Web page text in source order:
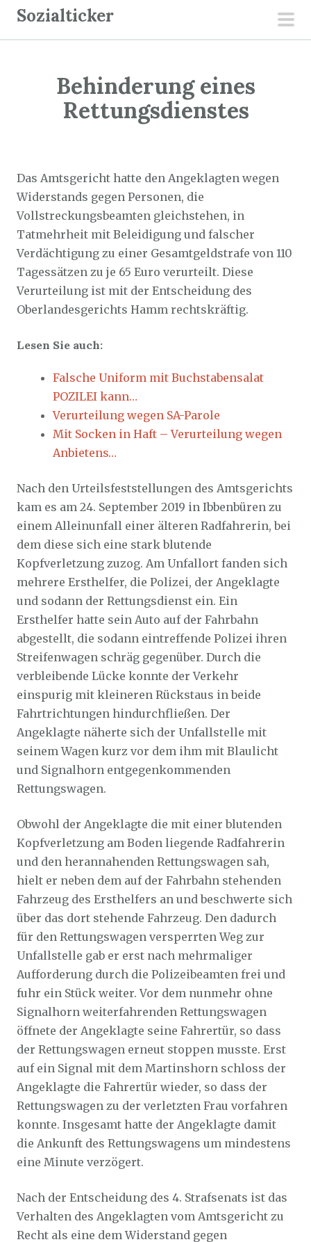
Sozialticker
Behinderung eines
Rettungsdienstes
Das Amtsgericht hatte den Angeklagten wegen
Widerstands gegen Personen, die
Vollstreckungsbeamten gleichstehen, in
Tatmehrheit mit Beleidigung und falscher
Verdächtigung zu einer Gesamtgeldstrafe von 110
Tagessätzen zu je 65 Euro verurteilt. Diese
Verurteilung ist mit der Entscheidung des
Oberlandesgerichts Hamm rechtskräftig.
Lesen Sie auch:
Falsche Uniform mit Buchstabensalat
POZILEI kann…
Verurteilung wegen SA-Parole
Mit Socken in Haft – Verurteilung wegen
Anbietens…
Nach den Urteilsfeststellungen des Amtsgerichts
kam es am 24. September 2019 in Ibbenbüren zu
einem Alleinunfall einer älteren Radfahrerin, bei
dem diese sich eine stark blutende
Kopfverletzung zuzog. Am Unfallort fanden sich
mehrere Ersthelfer, die Polizei, der Angeklagte
und sodann der Rettungsdienst ein. Ein
Ersthelfer hatte sein Auto auf der Fahrbahn
abgestellt, die sodann eintreffende Polizei ihren
Streifenwagen schräg gegenüber. Durch die
verbleibende Lücke konnte der Verkehr
einspurig mit kleineren Rückstaus in beide
Fahrtrichtungen hindurchfließen. Der
Angeklagte näherte sich der Unfallstelle mit
seinem Wagen kurz vor dem ihm mit Blaulicht
und Signalhorn entgegenkommenden
Rettungswagen.
Obwohl der Angeklagte die mit einer blutenden
Kopfverletzung am Boden liegende Radfahrerin
und den herannahenden Rettungswagen sah,
hielt er neben dem auf der Fahrbahn stehenden
Fahrzeug des Ersthelfers an und beschwerte sich
über das dort stehende Fahrzeug. Den dadurch
für den Rettungswagen versperrten Weg zur
Unfallstelle gab er erst nach mehrmaliger
Aufforderung durch die Polizeibeamten frei und
fuhr ein Stück weiter. Vor dem nunmehr ohne
Signalhorn weiterfahrenden Rettungswagen
öffnete der Angeklagte seine Fahrertür, so dass
der Rettungswagen erneut stoppen musste. Erst
auf ein Signal mit dem Martinshorn schloss der
Angeklagte die Fahrertür wieder, so dass der
Rettungswagen zu der verletzten Frau vorfahren
konnte. Insgesamt hatte der Angeklagte damit
die Ankunft des Rettungswagens um mindestens
eine Minute verzögert.
Nach der Entscheidung des 4. Strafsenats ist das
Verhalten des Angeklagten vom Amtsgericht zu
Recht als eine dem Widerstand gegen